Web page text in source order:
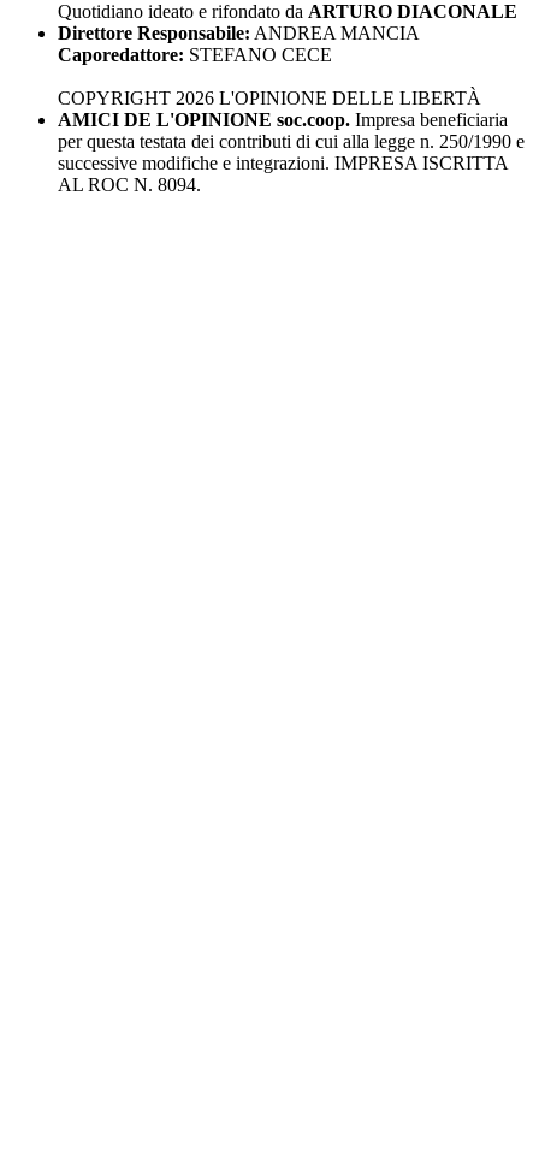
Quotidiano ideato e rifondato da ARTURO DIACONALE
Direttore Responsabile: ANDREA MANCIA
Caporedattore: STEFANO CECE
COPYRIGHT 2026 L'OPINIONE DELLE LIBERTÀ
AMICI DE L'OPINIONE soc.coop. Impresa beneficiaria
per questa testata dei contributi di cui alla legge n. 250/1990 e
successive modifiche e integrazioni. IMPRESA ISCRITTA
AL ROC N. 8094.